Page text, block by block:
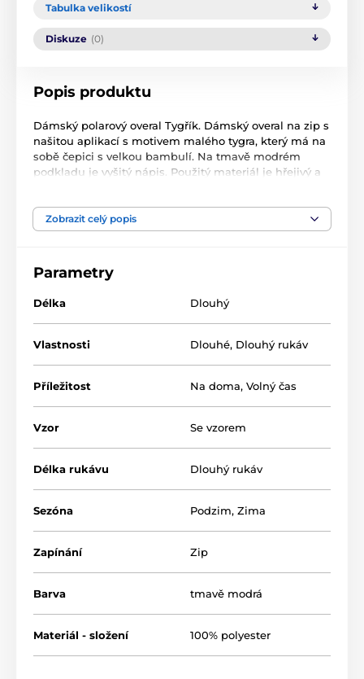
Tabulka velikostí
Diskuze (0)
Popis produktu
Dámský polarový overal Tygřík. Dámský overal na zip s
našitou aplikací s motivem malého tygra, který má na
sobě čepici s velkou bambulí. Na tmavě modrém
podkladu je vyšitý nápis. Použitý materiál je hřejivý a
Pokyny pro údržbu:
- nesušit v sušičce
- nepoužívat bělící prostředky
- nečistit chemicky
obvod hrudníku 106 112
obvod boky
délka overalu 150 151 152
Zobrazit celý popis
Parametry
Délka Dlouhý
Vlastnosti Dlouhé, Dlouhý rukáv
Příležitost Na doma, Volný čas
Vzor Se vzorem
Délka rukávu Dlouhý rukáv
Sezóna Podzim, Zima
Zapínání Zip
Barva tmavě modrá
Materiál - složení 100% polyester